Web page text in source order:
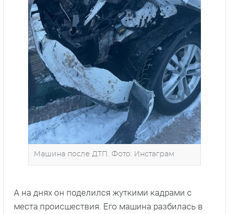
Машина после ДТП. Фото: Инстаграм
А на днях он поделился жуткими кадрами с
места происшествия. Его машина разбилась в